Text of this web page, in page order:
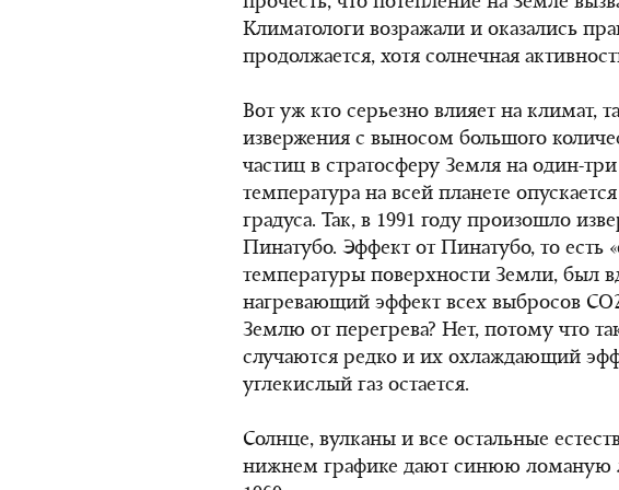
Климатологи возражали и оказались
продолжается, хотя солнечная
Вот уж кто серьезно влияет на климат,
извержения с выносом большого
частиц в стратосферу Земля на один-три
температура на всей планете
градуса. Так, в 1991 году произошло
Пинатубо. Эффект от Пинатубо, то есть
температуры поверхности Земли, был
нагревающий эффект всех выбросов
Землю от перегрева? Нет, потому что
случаются редко и их охлаждающий
углекислый газ остается.
Солнце, вулканы и все остальные
нижнем графике дают синюю ломаную